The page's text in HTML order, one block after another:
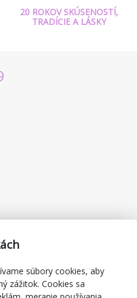
20 ROKOV SKÚSENOSTÍ,
TRADÍCIE A LÁSKY
súbory cookies, aby
zážitok. Cookies sa